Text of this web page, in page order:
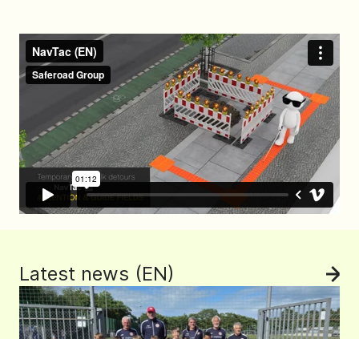
Latest news (EN)